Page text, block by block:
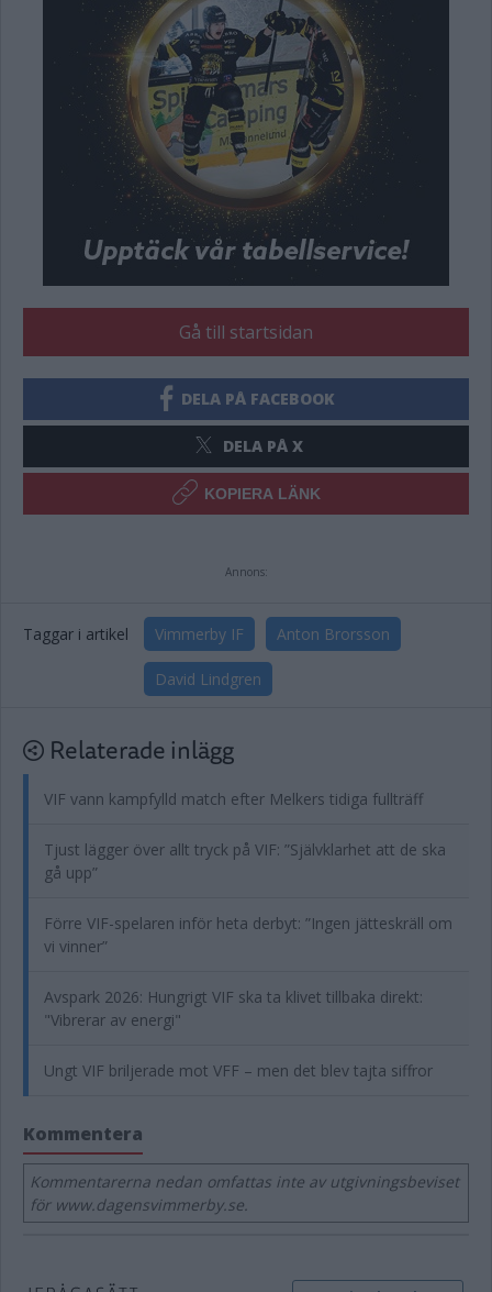
Gå till startsidan
DELA PÅ FACEBOOK
DELA PÅ X
KOPIERA LÄNK
Annons:
Taggar i artikel Vimmerby IF Anton Brorsson
David Lindgren
Relaterade inlägg
VIF vann kampfylld match efter Melkers tidiga fullträff
Tjust lägger över allt tryck på VIF: ”Självklarhet att de ska
gå upp”
Förre VIF-spelaren inför heta derbyt: ”Ingen jätteskräll om
vi vinner”
Avspark 2026: Hungrigt VIF ska ta klivet tillbaka direkt:
"Vibrerar av energi"
Ungt VIF briljerade mot VFF – men det blev tajta siffror
Kommentera
Kommentarerna nedan omfattas inte av utgivningsbeviset
för www.dagensvimmerby.se.